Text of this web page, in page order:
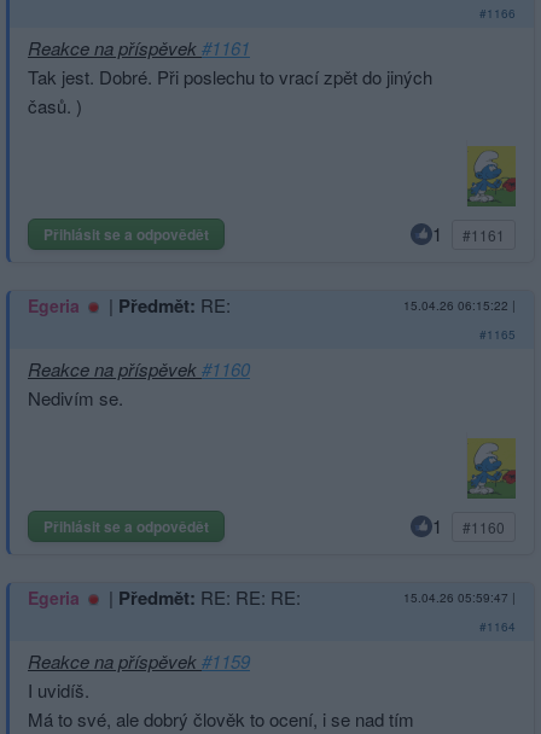
#1166
Reakce na příspěvek#1161
Tak jest. Dobré. Při poslechu to vrací zpět do jiných
časů. )
Přihlásit se a odpovědět 1 #1161
Egeria | Předmět: RE: 15.04.26 06:15:22 |
#1165
Reakce na příspěvek#1160
Nedivím se.
Přihlásit se a odpovědět 1 #1160
Egeria | Předmět: RE: RE: RE: 15.04.26 05:59:47 |
#1164
Reakce na příspěvek#1159
I uvidíš.
Má to své, ale dobrý člověk to ocení, i se nad tím